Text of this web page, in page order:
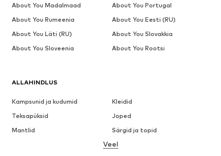
ALLAHINDLUS
Kampsunid ja kudumid
Kleidid
Teksapüksid
Joped
Mantlid
Särgid ja topid
Pesu
Veel
About You Madalmaad
About You Portugal
About You Rumeenia
About You Eesti (RU)
About You Läti (RU)
About You Slovakkia
About You Sloveenia
About You Rootsi